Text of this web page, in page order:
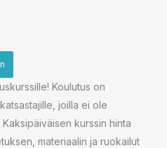
Koulutus on
joilla ei ole
kurssin hinta
materiaalin ja ruokailut